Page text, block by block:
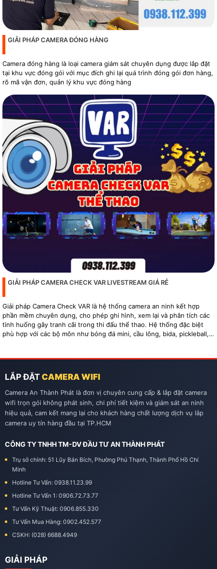
GIẢI PHÁP CAMERA ĐÓNG HÀNG
Camera đóng hàng là loại camera giám sát chuyên dụng được lắp đặt
tại khu vực đóng gói với mục đích ghi lại quá trình đóng gói đơn hàng,
rõ mã vận đơn, quản lý khu vực đóng hàng
GIẢI PHÁP CAMERA CHECK VAR LIVESTREAM GIÁ RẺ
Giải pháp Camera Check VAR là hệ thống camera an ninh kết hợp
phần mềm chuyên dụng, cho phép ghi hình, xem lại và phân tích các
tình huống gây tranh cãi trong thi đấu thể thao. Hệ thống đặc biệt
phù hợp với các bộ môn như bóng đá mini, cầu lông, bida, pickleball,
LẮP ĐẶT CAMERA WIFI
Camera An Thành Phát là đơn vị chuyên cung cấp & lắp đặt camera
wifi trọn gói không phát sinh, chi phí tiết kiệm và giám sát an ninh
hiệu quả, cam kết mang lại cho khách hàng chất lượng dịch vụ lắp
camera uy tín hàng đầu tại TP.HCM
CÔNG TY TNHH TM-DV ĐẦU TƯ AN THÀNH PHÁT
Trụ sở chính: 51 Lũy Bán Bích, Phường Phú Thạnh, Thành Phố Hồ Chí
Minh
Hotline Tư Vấn: 0938.11.23.99
Hotline Tư Vấn 1: 0906.72.73.77
Tư Vấn Kỹ Thuật: 0906.855.330
Tư Vấn Mua Hàng: 0902.452.577
CSKH: (028) 6688.4949
GIẢI PHÁP